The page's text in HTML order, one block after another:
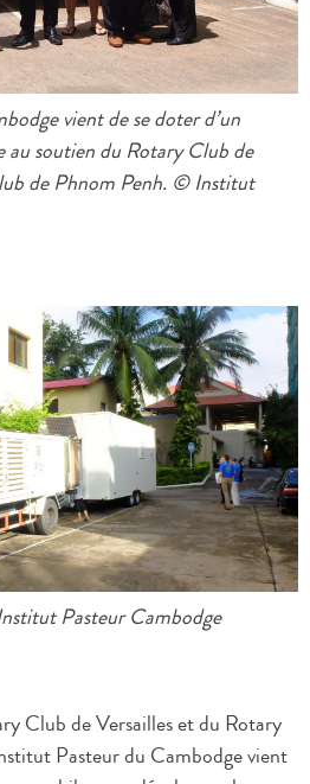
vient de se doter d’un
au soutien du Rotary Club de
de Phnom Penh. © Institut
Pasteur Cambodge
Club de Versailles et du Rotary
Pasteur du Cambodge vient